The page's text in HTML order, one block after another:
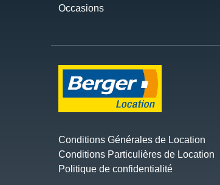
Occasions
Conditions Générales de Location
Conditions Particulières de Location
Politique de confidentialité